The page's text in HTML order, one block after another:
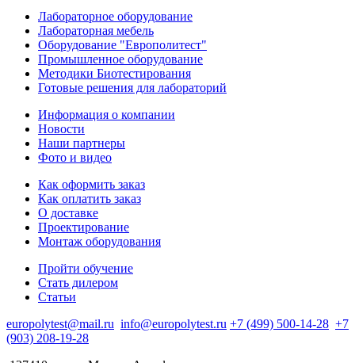
Лабораторное оборудование
Лабораторная мебель
Оборудование "Европолитест"
Промышленное оборудование
Методики Биотестирования
Готовые решения для лабораторий
Информация о компании
Новости
Наши партнеры
Фото и видео
Как оформить заказ
Как оплатить заказ
О доставке
Проектирование
Монтаж оборудования
Пройти обучение
Стать дилером
Статьи
europolytest@mail.ru info@europolytest.ru +7 (499) 500-14-28 +7
(903) 208-19-28